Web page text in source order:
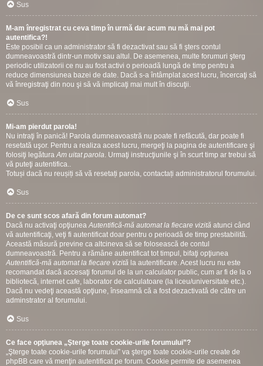
Sus
M-am înregistrat cu ceva timp în urmă dar acum nu mă mai pot
autentifica?!
Este posibil ca un administrator să fi dezactivat sau să fi şters contul
dumneavoastră dintr-un motiv sau altul. De asemenea, multe forumuri şterg
periodic utilizatorii ce nu au fost activi o perioadă lungă de timp pentru a
reduce dimensiunea bazei de date. Dacă s-a întâmplat acest lucru, încercaţi să
vă înregistraţi din nou şi să vă implicaţi mai mult în discuţii.
Sus
Mi-am pierdut parola!
Nu intraţi în panică! Parola dumneavoastră nu poate fi refăcută, dar poate fi
resetată uşor. Pentru a realiza acest lucru, mergeţi la pagina de autentificare şi
folosiţi legăturaAm uitat parola. Urmaţi instrucţiunile şi în scurt timp ar trebui să
vă puteţi autentifica..
Totuși dacă nu reușiți să vă resetați parola, contactați administratorul forumului.
Sus
De ce sunt scos afară din forum automat?
Dacă nu activaţi opţiuneaAutentifică-mă automat la fiecare vizită atunci când
vă autentificaţi, veţi fi autentificat doar pentru o perioadă de timp prestabilită.
Această măsură previne ca altcineva să se folosească de contul
dumneavoastră. Pentru a rămâne autentificat tot timpul, bifaţi opţiunea
Autentifică-mă automat la fiecare vizită la autentificare. Acest lucru nu este
recomandat dacă accesaţi forumul de la un calculator public, cum ar fi de la o
bibliotecă, internet cafe, laborator de calculatoare (la liceu/universitate etc.).
Dacă nu vedeţi această opţiune, înseamnă că a fost dezactivată de către un
adminstrator al forumului.
Sus
Ce face opţiunea „Şterge toate cookie-urile forumului”?
„Şterge toate cookie-urile forumului” va şterge toate cookie-urile create de
phpBB care vă menţin autentificat pe forum. Cookie permite de asemenea